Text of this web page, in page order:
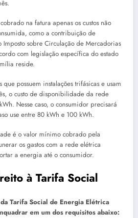
na fatura apenas os custos não
como a contribuição de
sobre Circulação de Mercadorias
com legislação específica do estado
reside.
que possuem instalações trifásicas e usam
o custo de disponibilidade da rede
Nesse caso, o consumidor precisará
use entre 80 kWh e 100 kWh.
é o valor mínimo cobrado pela
os gastos com a rede elétrica
a energia até o consumidor.
à Tarifa Social
Tarifa Social de Energia Elétrica
em um dos requisitos abaixo: